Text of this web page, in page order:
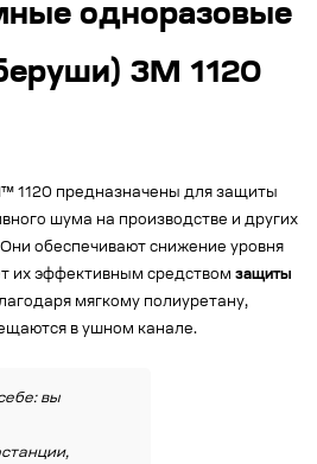
одноразовые
3М 1120
1120 предназначены для защиты
шума на производстве и других
обеспечивают снижение уровня
их эффективным средством защиты
мягкому полиуретану,
в ушном канале.
вы